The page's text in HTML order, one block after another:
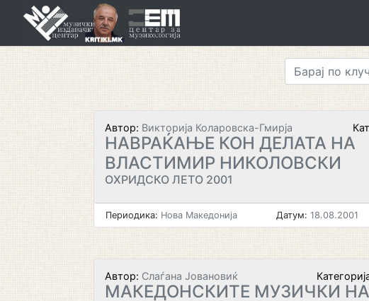
Автор: Викторија Коларовска-Гмирја
НАВРАЌАЊЕ КОН ДЕЛАТА НА
ВЛАСТИМИР НИКОЛОВСКИ
ОХРИДСКО ЛЕТО 2001
Периодика: Нова Македонија Датум: 18.08.2001
Автор: Слаѓана Јовановиќ
МАКЕДОНСКИТЕ МУЗИЧКИ